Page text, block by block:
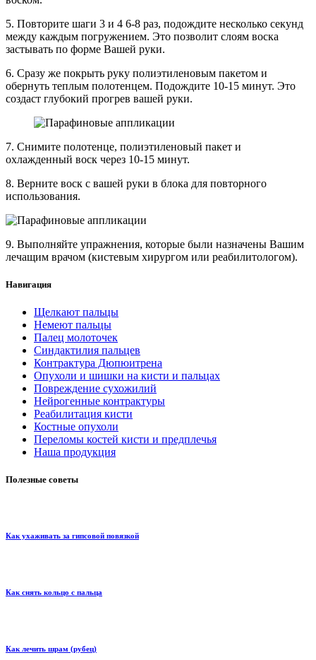
5. Повторите шаги 3 и 4 6-8 раз, подождите несколько секунд
между каждым погружением. Это позволит слоям воска
застывать по форме Вашей руки.
6. Сразу же покрыть руку полиэтиленовым пакетом и
обернуть теплым полотенцем. Подождите 10-15 минут. Это
создаст глубокий прогрев вашей руки.
7. Снимите полотенце, полиэтиленовый пакет и
охлажденный воск через 10-15 минут.
8. Верните воск с вашей руки в блока для повторного
использования.
9. Выполняйте упражнения, которые были назначены Вашим
лечащим врачом (кистевым хирургом или реабилитологом).
Навигация
Щелкают пальцы
Немеют пальцы
Палец молоточек
Синдактилия пальцев
Контрактура Дюпюитрена
Опухоли и шишки на кисти и пальцах
Повреждение сухожилий
Нейрогенные контрактуры
Реабилитация кисти
Костные опухоли
Переломы костей кисти и предплечья
Наша продукция
Полезные советы
Как ухаживать за гипсовой повязкой
Как снять кольцо с пальца
Как лечить шрам (рубец)